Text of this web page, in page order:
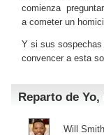
comienza
a cometer un
Y si sus sospechas
convencer a esta
Reparto de
Will Smith